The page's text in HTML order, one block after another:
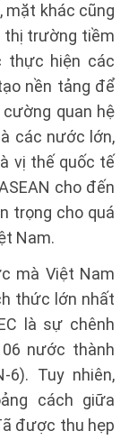
khác cũng
thị trường tiềm
thực hiện các
nền tảng để
quan hệ
các nước lớn,
vị thế quốc tế
cho đến
trọng cho quá
Nam.
mà Việt Nam
thức lớn nhất
là sự chênh
nước thành
6). Tuy nhiên,
cách giữa
được thu hẹp